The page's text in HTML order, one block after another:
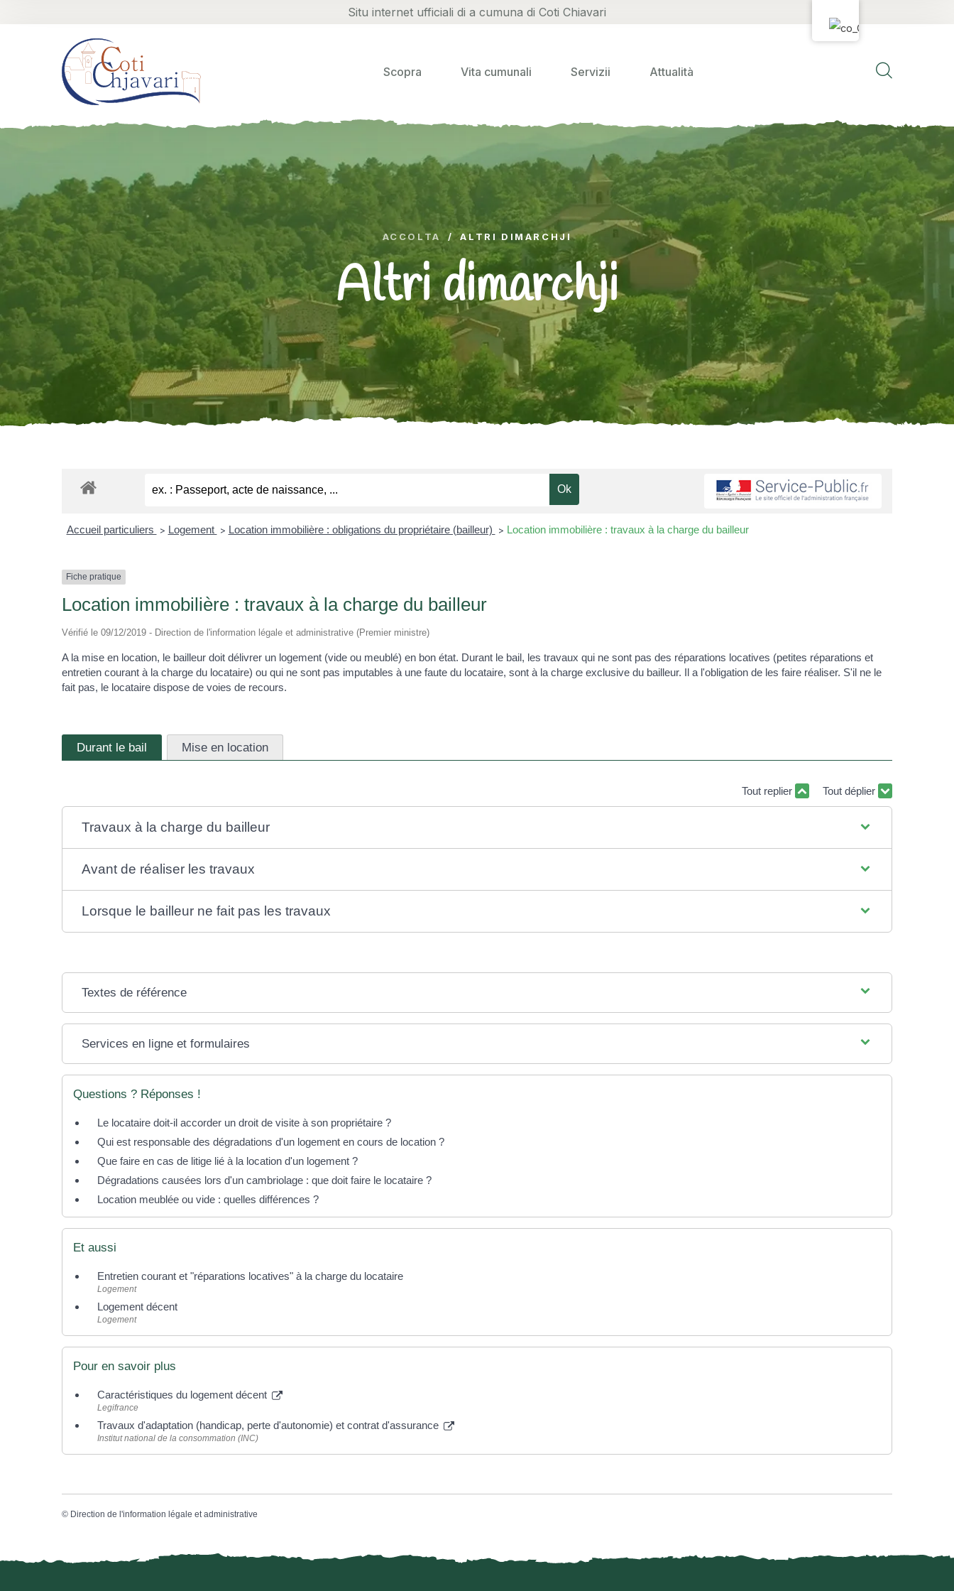
Situ internet ufficiali di a cumuna di Coti Chiavari
Scopra Vita cumunali Servizii Attualità
ACCOLTA / ALTRI DIMARCHJI
Altri dimarchji
Accueil particuliers > Logement > Location immobilière : obligations du propriétaire (bailleur) > Location immobilière : travaux à la charge du bailleur
Fiche pratique
Location immobilière : travaux à la charge du bailleur
Vérifié le 09/12/2019 - Direction de l'information légale et administrative (Premier ministre)
A la mise en location, le bailleur doit délivrer un logement (vide ou meublé) en bon état. Durant le bail, les travaux qui ne sont pas des réparations locatives (petites réparations et
entretien courant à la charge du locataire) ou qui ne sont pas imputables à une faute du locataire, sont à la charge exclusive du bailleur. Il a l'obligation de les faire réaliser. S'il ne le
fait pas, le locataire dispose de voies de recours.
Durant le bail Mise en location
Tout replier Tout déplier
Travaux à la charge du bailleur
Avant de réaliser les travaux
Lorsque le bailleur ne fait pas les travaux
Textes de référence
Services en ligne et formulaires
Questions ? Réponses !
Le locataire doit-il accorder un droit de visite à son propriétaire ?
Qui est responsable des dégradations d'un logement en cours de location ?
Que faire en cas de litige lié à la location d'un logement ?
Dégradations causées lors d'un cambriolage : que doit faire le locataire ?
Location meublée ou vide : quelles différences ?
Et aussi
Entretien courant et "réparations locatives" à la charge du locataire
Logement
Logement décent
Logement
Pour en savoir plus
Caractéristiques du logement décent
Legifrance
Travaux d'adaptation (handicap, perte d'autonomie) et contrat d'assurance
Institut national de la consommation (INC)
© Direction de l'information légale et administrative